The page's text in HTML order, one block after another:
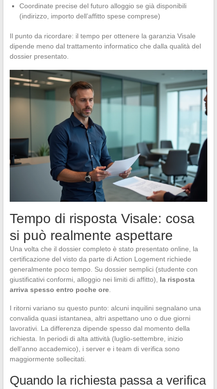
Coordinate precise del futuro alloggio se già disponibili
(indirizzo, importo dell’affitto spese comprese)
Il punto da ricordare: il tempo per ottenere la garanzia Visale
dipende meno dal trattamento informatico che dalla qualità del
dossier presentato.
Tempo di risposta Visale: cosa
si può realmente aspettare
Una volta che il dossier completo è stato presentato online, la
certificazione del visto da parte di Action Logement richiede
generalmente poco tempo. Su dossier semplici (studente con
giustificativi conformi, alloggio nei limiti di affitto), la risposta
arriva spesso entro poche ore.
I ritorni variano su questo punto: alcuni inquilini segnalano una
convalida quasi istantanea, altri aspettano uno o due giorni
lavorativi. La differenza dipende spesso dal momento della
richiesta. In periodi di alta attività (luglio-settembre, inizio
dell’anno accademico), i server e i team di verifica sono
maggiormente sollecitati.
Quando la richiesta passa a verifica